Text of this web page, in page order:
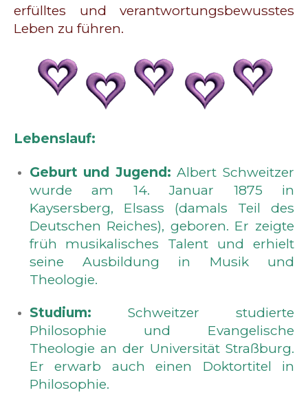
erfülltes und verantwortungsbewusstes
Leben zu führen.
Lebenslauf:
Geburt und Jugend: Albert Schweitzer
wurde am 14. Januar 1875 in
Kaysersberg, Elsass (damals Teil des
Deutschen Reiches), geboren. Er zeigte
früh musikalisches Talent und erhielt
seine Ausbildung in Musik und
Theologie.
Studium: Schweitzer studierte
Philosophie und Evangelische
Theologie an der Universität Straßburg.
Er erwarb auch einen Doktortitel in
Philosophie.